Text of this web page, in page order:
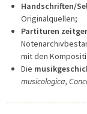
Handschriften/
Originalquellen;
Partituren
mit den
Die
musicologica,